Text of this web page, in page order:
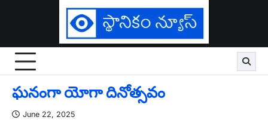
ఘనంగా యోగా దినోత్సవం
June 22, 2025